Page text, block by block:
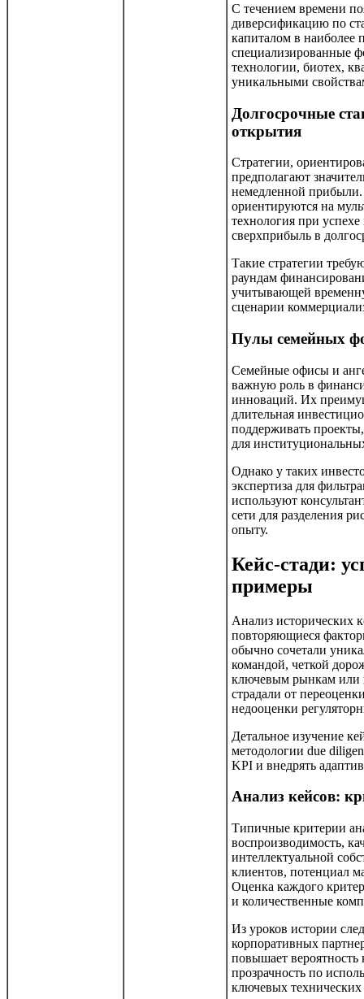
С течением времени
диверсификацию по
капиталом в наиболее
специализированные
технологии, биотех,
уникальными
Долгосрочные
открытия
Стратегии,
предполагают
немедленной прибыли.
ориентируются на
технология при
сверхприбыль в
Такие стратегии
раундам
учитывающей
сценарии
Пулы семейных
Семейные офисы и
важную роль в
инноваций. Их
длительная
поддерживать
для
Однако у таких
экспертиза для
используют
сети для разделения
опыту.
Кейс-стади:
примеры
Анализ исторических
повторяющиеся
обычно сочетали
командой, четкой
ключевым рынкам или
страдали от
недооценки
Детальное изучение
методологии due
KPI и внедрять
Анализ кейсов:
Типичные критерии
воспроизводимость,
интеллектуальной
клиентов, потенциал
Оценка каждого
и количественные
Из уроков истории
корпоративных
повышает
прозрачность по
ключевых технических